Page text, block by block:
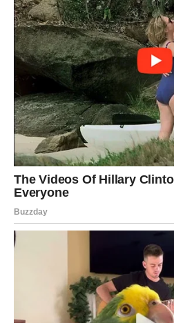
Iznutra nemir. Vagama je
u ljubavi, u poslu, u odnosima.
U proteklom periodu osećali ste
dobijate. Da balans nije
neravnomerno raspoređene. Ali
karmički zapisano –pravda.
Ljubav: Nova ravnoteža
Ako ste u vezi, dolazi period
spremnost da se stvari
neravnoteža – sada se ona
Slobodne Vage mogu upoznati
razumevanje. Neko ko vas vidi
Posao i novac: